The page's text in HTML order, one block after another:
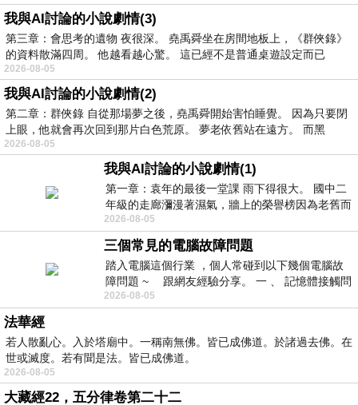
我與AI討論的小說劇情(3)
第三章：會思考的遺物 夜很深。 堯禹舜坐在房間地板上，《群俠錄》
的資料散滿四周。 他越看越心驚。 這已經不是普通桌遊設定而已
2026-08-05
我與AI討論的小說劇情(2)
第二章：群俠錄 自從那場夢之後，堯禹舜開始害怕睡覺。 因為只要閉
上眼，他就會再次回到那片白色荒原。 夢老依舊站在遠方。 而黑
2026-08-05
我與AI討論的小說劇情(1)
第一章：袁年的最後一堂課 雨下得很大。 國中二
年級的走廊瀰漫著濕氣，牆上的榮譽榜因為老舊而
微微捲起。 堯禹舜站在辦公室外，手
2026-08-05
三個常見的電腦故障問題
踏入電腦這個行業 ，個人常碰到以下幾個電腦故
障問題 ~ 跟網友經驗分享。 一 、 記憶體接觸問
題 : 記憶體即
2026-08-05
法華經
若人散亂心。入於塔廟中。一稱南無佛。皆已成佛道。於諸過去佛。在
世或滅度。若有聞是法。皆已成佛道。
2026-08-05
大藏經22，五分律卷第二十二